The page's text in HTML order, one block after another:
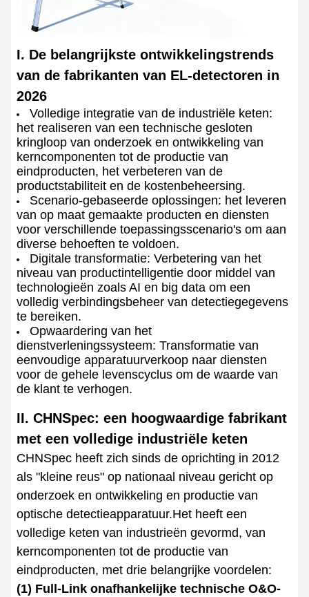
I. De belangrijkste ontwikkelingstrends
van de fabrikanten van EL-detectoren in
2026
Volledige integratie van de industriële keten:
het realiseren van een technische gesloten
kringloop van onderzoek en ontwikkeling van
kerncomponenten tot de productie van
eindproducten, het verbeteren van de
productstabiliteit en de kostenbeheersing.
Scenario-gebaseerde oplossingen: het leveren
van op maat gemaakte producten en diensten
voor verschillende toepassingsscenario's om aan
diverse behoeften te voldoen.
Digitale transformatie: Verbetering van het
niveau van productintelligentie door middel van
technologieën zoals AI en big data om een
volledig verbindingsbeheer van detectiegegevens
te bereiken.
Opwaardering van het
dienstverleningssysteem: Transformatie van
eenvoudige apparatuurverkoop naar diensten
voor de gehele levenscyclus om de waarde van
de klant te verhogen.
II. CHNSpec: een hoogwaardige fabrikant
met een volledige industriële keten
CHNSpec heeft zich sinds de oprichting in 2012
als "kleine reus" op nationaal niveau gericht op
onderzoek en ontwikkeling en productie van
optische detectieapparatuur.Het heeft een
volledige keten van industrieën gevormd, van
kerncomponenten tot de productie van
eindproducten, met drie belangrijke voordelen:
(1) Full-Link onafhankelijke technische O&O-